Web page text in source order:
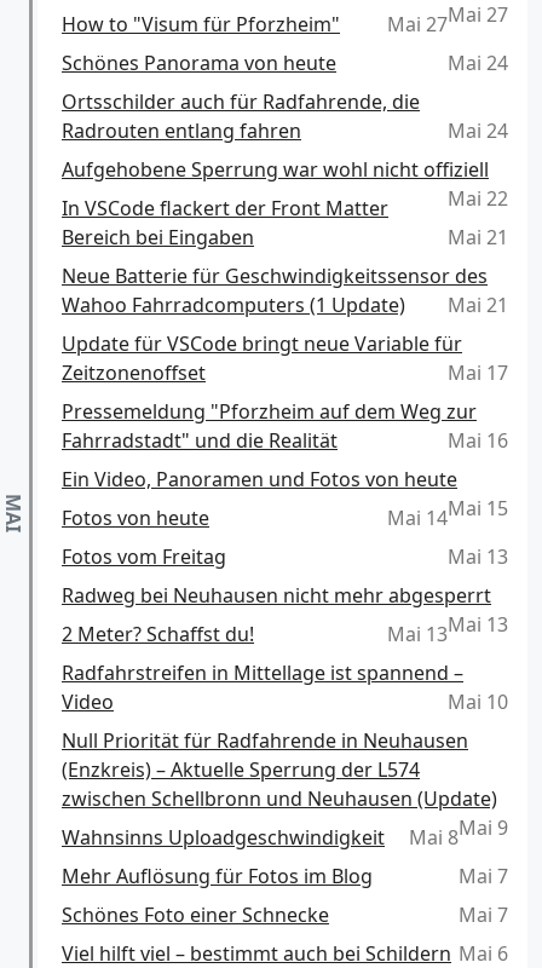
Mai 27
How to "Visum für Pforzheim"
Mai 27
Schönes Panorama von heute
Mai 24
Ortsschilder auch für Radfahrende, die
Radrouten entlang fahren
Mai 24
Aufgehobene Sperrung war wohl nicht offiziell
Mai 22
In VSCode flackert der Front Matter
Bereich bei Eingaben
Mai 21
Neue Batterie für Geschwindigkeitssensor des
Wahoo Fahrradcomputers (1 Update)
Mai 21
Update für VSCode bringt neue Variable für
Zeitzonenoffset
Mai 17
Pressemeldung "Pforzheim auf dem Weg zur
Fahrradstadt" und die Realität
Mai 16
Ein Video, Panoramen und Fotos von heute
Mai 15
Fotos von heute
Mai 14
Fotos vom Freitag
Mai 13
Radweg bei Neuhausen nicht mehr abgesperrt
Mai 13
2 Meter? Schaffst du!
Mai 13
Radfahrstreifen in Mittellage ist spannend –
Video
Mai 10
Null Priorität für Radfahrende in Neuhausen
(Enzkreis) – Aktuelle Sperrung der L574
zwischen Schellbronn und Neuhausen (Update)
Mai 9
Wahnsinns Uploadgeschwindigkeit
Mai 8
Mehr Auflösung für Fotos im Blog
Mai 7
Schönes Foto einer Schnecke
Mai 7
Viel hilft viel – bestimmt auch bei Schildern Mai 6